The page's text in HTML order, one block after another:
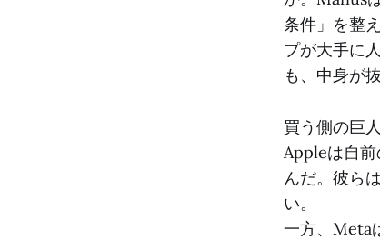
条件」を整
プが大手に
も、中身が
買う側の巨
Appleは自
んだ。彼ら
い。
一方、Meta